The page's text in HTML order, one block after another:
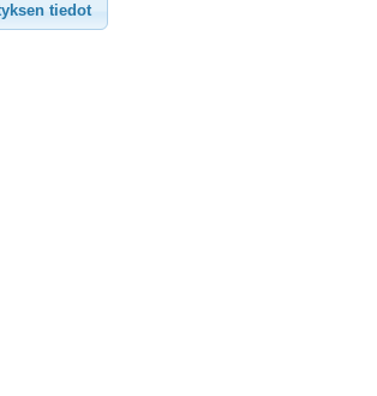
tiedot